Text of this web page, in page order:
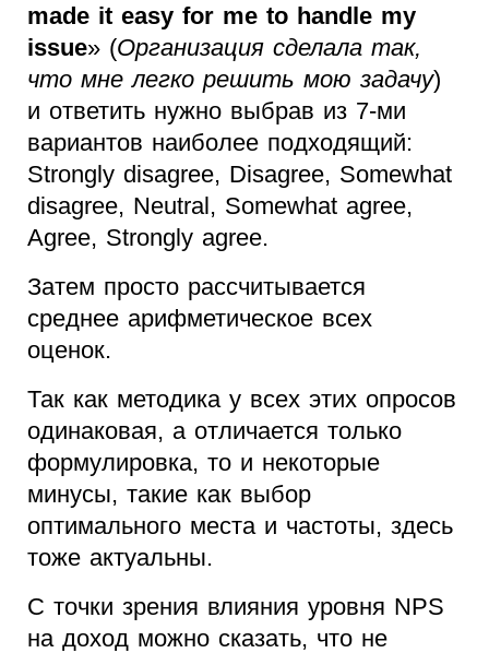
made it easy for me to handle my
issue» (Организация сделала так,
что мне легко решить мою задачу)
и ответить нужно выбрав из 7-ми
вариантов наиболее подходящий:
Strongly disagree, Disagree, Somewhat
disagree, Neutral, Somewhat agree,
Agree, Strongly agree.
Затем просто рассчитывается
среднее арифметическое всех
оценок.
Так как методика у всех этих опросов
одинаковая, а отличается только
формулировка, то и некоторые
минусы, такие как выбор
оптимального места и частоты, здесь
тоже актуальны.
С точки зрения влияния уровня NPS
на доход можно сказать, что не